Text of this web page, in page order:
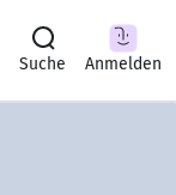
Suche Anmelden